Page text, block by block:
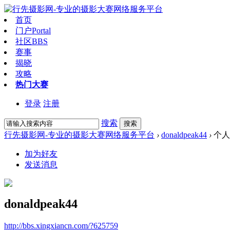
首页
门户Portal
社区BBS
赛事
揭晓
攻略
热门大赛
登录 注册
搜索 搜索
行先摄影网-专业的摄影大赛网络服务平台 › donaldpeak44 › 个
加为好友
发送消息
donaldpeak44
http://bbs.xingxiancn.com/?625759